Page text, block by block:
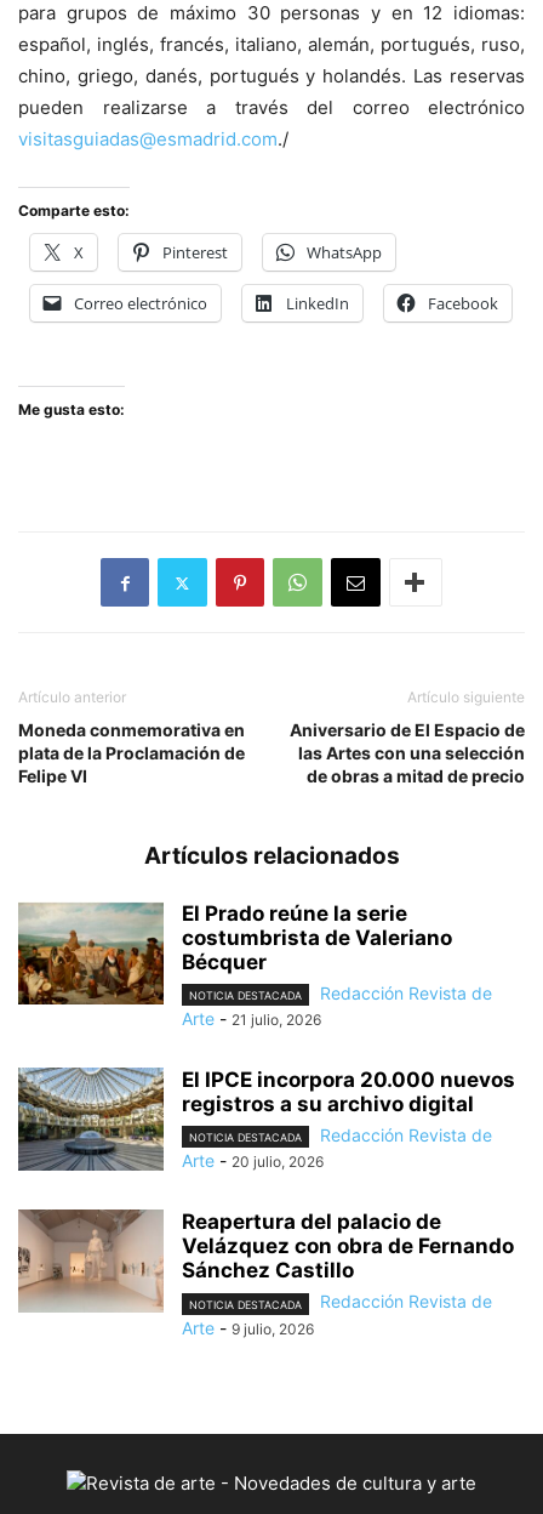
para grupos de máximo 30 personas y en 12 idiomas:
español, inglés, francés, italiano, alemán, portugués, ruso,
chino, griego, danés, portugués y holandés. Las reservas
pueden realizarse a través del correo electrónico
visitasguiadas@esmadrid.com./
Comparte esto:
X Pinterest WhatsApp
Correo electrónico LinkedIn Facebook
Me gusta esto:
Artículo anterior
Moneda conmemorativa en
plata de la Proclamación de
Felipe VI
Artículo siguiente
Aniversario de El Espacio de
las Artes con una selección
de obras a mitad de precio
Artículos relacionados
El Prado reúne la serie
costumbrista de Valeriano
Bécquer
NOTICIA DESTACADA
Redacción Revista de
Arte - 21 julio, 2026
El IPCE incorpora 20.000 nuevos
registros a su archivo digital
NOTICIA DESTACADA
Redacción Revista de
Arte - 20 julio, 2026
Reapertura del palacio de
Velázquez con obra de Fernando
Sánchez Castillo
NOTICIA DESTACADA
Redacción Revista de
Arte - 9 julio, 2026